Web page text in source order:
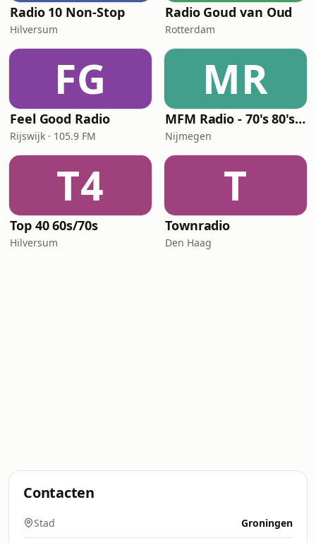
Radio 10 Non-Stop
Hilversum
Radio Goud van Oud
Rotterdam
FG
Feel Good Radio
Rijswijk · 105.9 FM
MR
MFM Radio - 70's 80's 90's
Nijmegen
T4
Top 40 60s/70s
Hilversum
T
Townradio
Den Haag
Contacten
Stad Groningen